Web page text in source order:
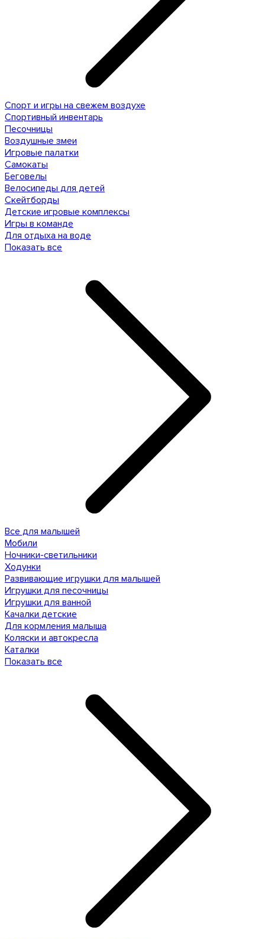
Спорт и игры на свежем воздухе
Спортивный инвентарь
Песочницы
Воздушные змеи
Игровые палатки
Самокаты
Беговелы
Велосипеды для детей
Скейтборды
Детские игровые комплексы
Игры в команде
Для отдыха на воде
Показать все
Все для малышей
Мобили
Ночники-светильники
Ходунки
Развивающие игрушки для малышей
Игрушки для песочницы
Игрушки для ванной
Качалки детские
Для кормления малыша
Коляски и автокресла
Каталки
Показать все